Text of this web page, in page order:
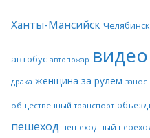
Ханты-Мансийск Челябинск
автобус автопожар видео
драка женщина за рулем занос
общественный транспорт
пешеход пешеходный